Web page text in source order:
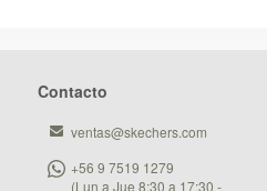
Contacto
ventas@skechers.com
+56 9 7519 1279
(Lun a Jue 8:30 a 17:30 -